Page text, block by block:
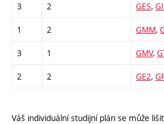
3 2 GES,
1 2 GMM,
3 1 GMV,
2 2 GE2,
Váš individuální studijní plán se může